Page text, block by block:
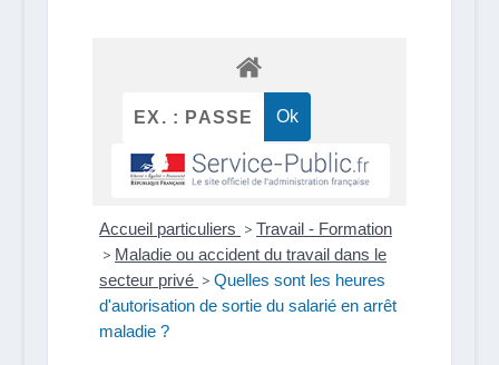
Accueil particuliers > Travail - Formation
> Maladie ou accident du travail dans le
secteur privé > Quelles sont les heures
d'autorisation de sortie du salarié en arrêt
maladie ?